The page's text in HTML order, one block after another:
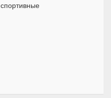
спортивные